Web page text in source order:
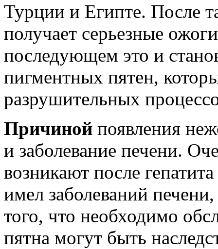
Турции и Египте. После
получает серьезные
последующем это и
пигментных пятен,
разрушительных
Причиной появления
и заболевание печени.
возникают после
имел заболеваний
того, что необходимо
пятна могут быть